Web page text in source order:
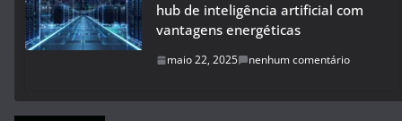
hub de inteligência artificial com
vantagens energéticas
maio 22, 2025 nenhum comentário